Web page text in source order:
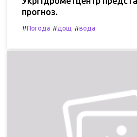
прогноз.
#Погода #дощ #вода